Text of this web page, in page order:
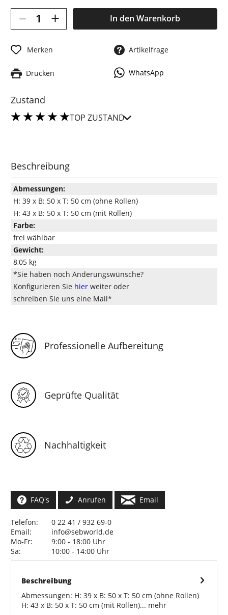
– + In den Warenkorb
Merken Artikelfrage
Drucken WhatsApp
Zustand
TOP ZUSTAND
Beschreibung
Abmessungen:
H: 39 x B: 50 x T: 50 cm (ohne Rollen)
H: 43 x B: 50 x T: 50 cm (mit Rollen)
Farbe:
frei wählbar
Gewicht:
8,05 kg
*Sie haben noch Änderungswünsche?
Konfigurieren Sie hier weiter oder
schreiben Sie uns eine Mail*
Professionelle Aufbereitung
Geprüfte Qualität
Nachhaltigkeit
FAQ's Anrufen Email
Telefon:
0 22 41 / 932 69-0
Email:
info@sebworld.de
Mo-Fr:
9:00 - 18:00 Uhr
Sa:
10:00 - 14:00 Uhr
Beschreibung
Abmessungen: H: 39 x B: 50 x T: 50 cm (ohne Rollen)
H: 43 x B: 50 x T: 50 cm (mit Rollen)... mehr